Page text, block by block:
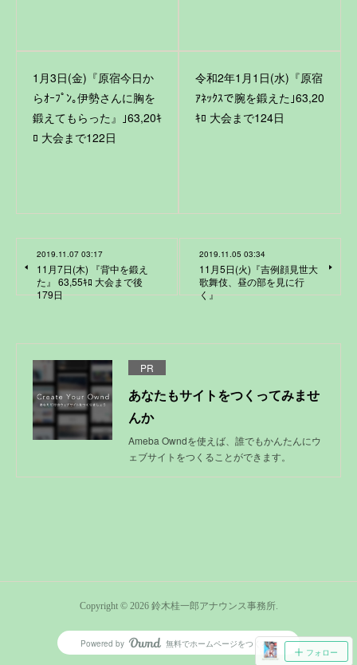
1月3日(金)『原宿今日か
らｵｰﾌﾟﾝ｡伊勢さんに胸を
鍛えてもらった』｣63,20ｷ
ﾛ 大会まで122日
令和2年1月1日(水)『原宿
ｱﾈｯｸｽで腕を鍛えた｣63,20
ｷﾛ 大会まで124日
2019.11.07 03:17
11月7日(木) 『背中を鍛え
た』 63,55ｷﾛ 大会まで後
179日
2019.11.05 03:34
11月5日(火)『吉例顔見世大
歌舞伎、昼の部を見に行
く』
PR
あなたもサイトをつくってみませ
んか
Ameba Owndを使えば、誰でもかんたんにウ
ェブサイトをつくることができます。
フォロー
Copyright © 2026 鈴木桂一郎アナウンス事務所.
Powered by AmebaOwnd
無料でホームページをつくろう